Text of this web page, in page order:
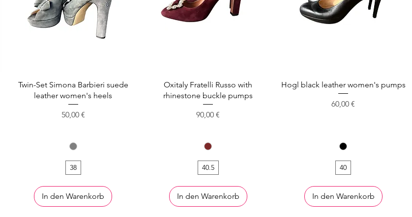
Twin-Set Simona Barbieri suede
leather women's heels
Preis
50,00 €
38
In den Warenkorb
Oxitaly Fratelli Russo with
rhinestone buckle pumps
Preis
90,00 €
40.5
In den Warenkorb
Hogl black leather women's pumps
Preis
60,00 €
40
In den Warenkorb